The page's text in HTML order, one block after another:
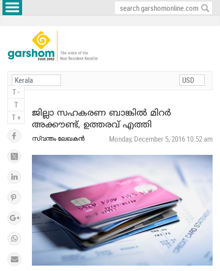
T -
T
T +
ജില്ലാ സഹകരണ ബാങ്കില്‍ മിറര്‍
അക്കൗണ്ട്, ഉത്തരവ് എത്തി
സ്വന്തം ലേഖകന്‍ Monday, December 5, 2016 10:52 am